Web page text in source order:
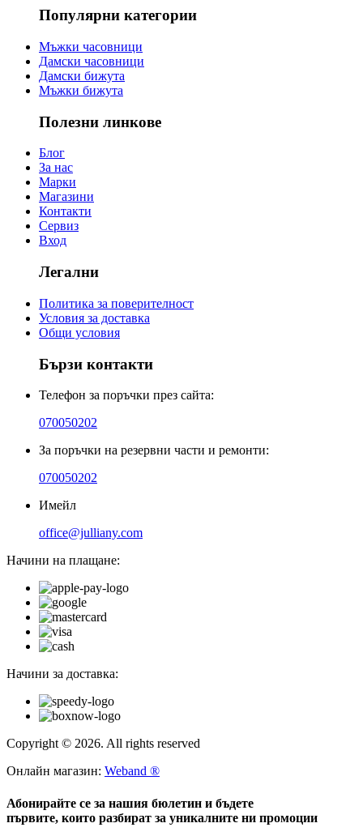
Популярни категории
Мъжки часовници
Дамски часовници
Дамски бижута
Мъжки бижута
Полезни линкове
Блог
За нас
Марки
Магазини
Контакти
Сервиз
Вход
Легални
Политика за поверителност
Условия за доставка
Общи условия
Бързи контакти
Телефон за поръчки през сайта:
070050202
За поръчки на резервни части и ремонти:
070050202
Имейл
office@julliany.com
Начини на плащане:
Начини за доставка:
Copyright © 2026. All rights reserved
Онлайн магазин: Weband ®
Абонирайте се за нашия бюлетин и бъдете
първите, които разбират за уникалните ни промоции